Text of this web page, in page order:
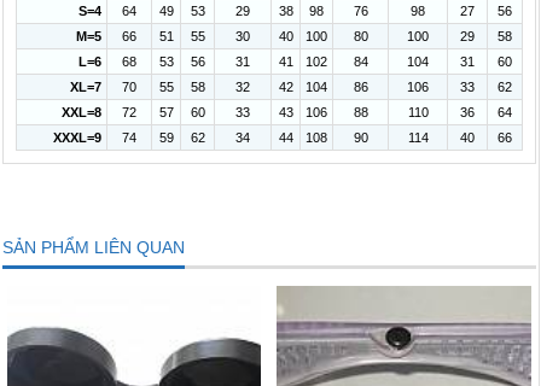
S=4
64 49 53 29 38 98 76 98 27
56
M=5
66 51 55 30 40 100 80 100 29
58
L=6
68 53 56 31 41 102 84 104 31
60
XL=7
70 55 58 32 42 104 86 106 33
62
XXL=8
72 57 60 33 43 106 88 110 36
64
XXXL=9
74 59 62 34 44 108 90 114 40 66
SẢN PHẨM LIÊN QUAN